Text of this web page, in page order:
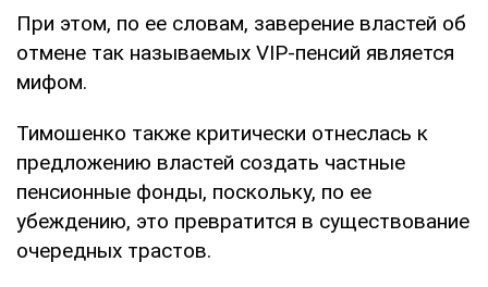
При этом, по ее словам, заверение властей об
отмене так называемых VIP-пенсий является
мифом.
Тимошенко также критически отнеслась к
предложению властей создать частные
пенсионные фонды, поскольку, по ее
убеждению, это превратится в существование
очередных трастов.